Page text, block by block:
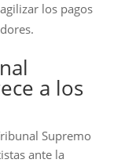
los pagos
a los
Supremo
ante la